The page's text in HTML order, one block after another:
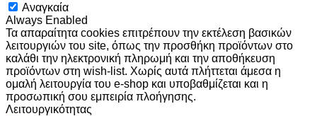
Αναγκαία
Always Enabled
Τα απαραίτητα cookies επιτρέπουν την εκτέλεση βασικών
λειτουργιών του site, όπως την προσθήκη προϊόντων στο
καλάθι την ηλεκτρονική πληρωμή και την αποθήκευση
προϊόντων στη wish-list. Χωρίς αυτά πλήττεται άμεσα η
ομαλή λειτουργία του e-shop και υποβαθμίζεται και η
προσωπική σου εμπειρία πλοήγησης.
Λειτουργικότητας